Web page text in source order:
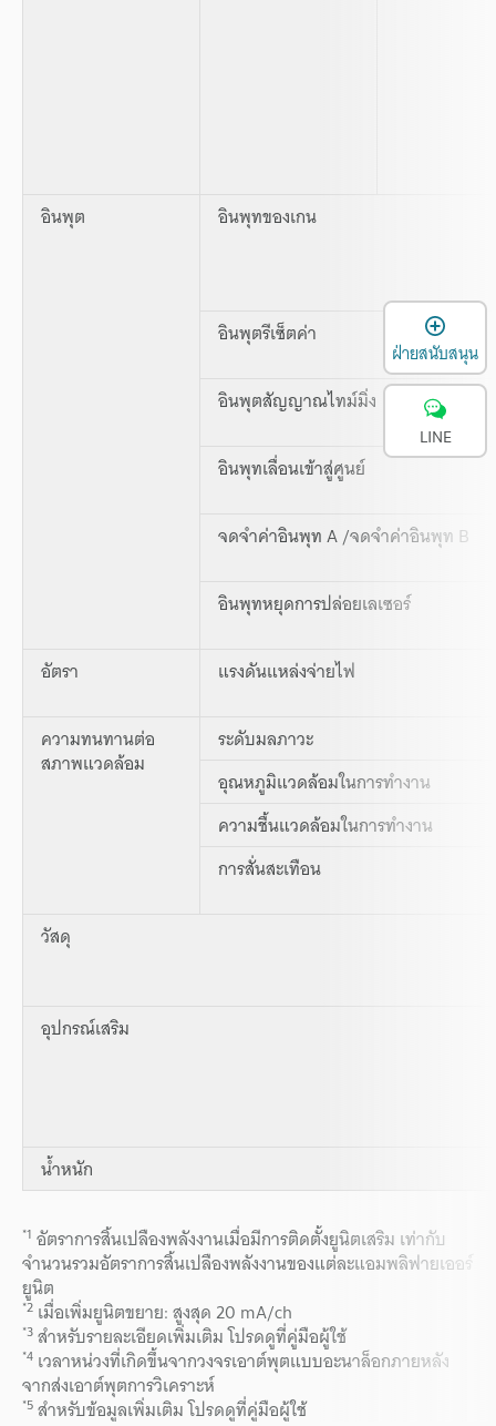
อินพุต อินพุทของเกน
อินพุตรีเซ็ตค่า
อินพุตสัญญาณไทม์มิ่ง
อินพุทเลื่อนเข้าสู่ศูนย์
จดจำค่าอินพุท A /จดจำค่าอินพุท B
อินพุทหยุดการปล่อยเลเซอร์
อัตรา แรงดันแหล่งจ่ายไฟ
ความทนทานต่อ
สภาพแวดล้อม
ระดับมลภาวะ
อุณหภูมิแวดล้อมในการทำงาน
ความชื้นแวดล้อมในการทำงาน
การสั่นสะเทือน
วัสดุ
อุปกรณ์เสริม
น้ำหนัก
*1 อัตราการสิ้นเปลืองพลังงานเมื่อมีการติดตั้งยูนิตเสริม เท่ากับ
จำนวนรวมอัตราการสิ้นเปลืองพลังงานของแต่ละแอมพลิฟายเออร์
ยูนิต
*2 เมื่อเพิ่มยูนิตขยาย: สูงสุด 20 mA/ch
*3สำหรับรายละเอียดเพิ่มเติม โปรดดูที่คู่มือผู้ใช้
*4 เวลาหน่วงที่เกิดขึ้นจากวงจรเอาต์พุตแบบอะนาล็อกภายหลัง
จากส่งเอาต์พุตการวิเคราะห์
*5สำหรับข้อมูลเพิ่มเติม โปรดดูที่คู่มือผู้ใช้
ฝ่ายสนับสนุน
LINE